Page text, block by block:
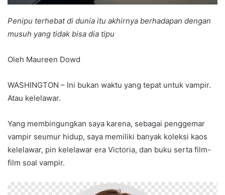
Penipu terhebat di dunia itu akhirnya berhadapan dengan
musuh yang tidak bisa dia tipu
Oleh Maureen Dowd
WASHINGTON – Ini bukan waktu yang tepat untuk vampir.
Atau kelelawar.
Yang membingungkan saya karena, sebagai penggemar
vampir seumur hidup, saya memiliki banyak koleksi kaos
kelelawar, pin kelelawar era Victoria, dan buku serta film-
film soal vampir.